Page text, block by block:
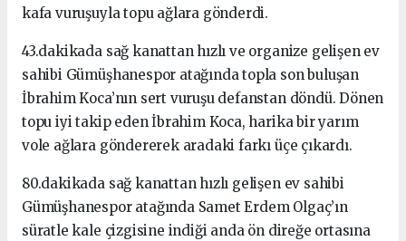
kafa vuruşuyla topu ağlara gönderdi.
43.dakikada sağ kanattan hızlı ve organize gelişen ev
sahibi Gümüşhanespor atağında topla son buluşan
İbrahim Koca’nın sert vuruşu defanstan döndü. Dönen
topu iyi takip eden İbrahim Koca, harika bir yarım
vole ağlara göndererek aradaki farkı üçe çıkardı.
80.dakikada sağ kanattan hızlı gelişen ev sahibi
Gümüşhanespor atağında Samet Erdem Olgaç’ın
süratle kale çizgisine indiği anda ön direğe ortasına